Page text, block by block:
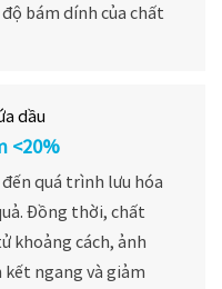
bám dính của chất
dầu
<20%
quá trình lưu hóa
Đồng thời, chất
khoảng cách, ảnh
ngang và giảm